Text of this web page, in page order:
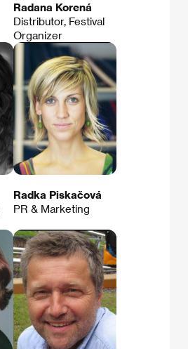
Radana Korená
Distributor, Festival
Organizer
Radka Piskačová
PR & Marketing